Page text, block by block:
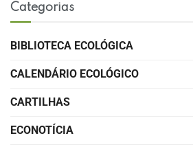
Categorias
BIBLIOTECA ECOLÓGICA
CALENDÁRIO ECOLÓGICO
CARTILHAS
ECONOTÍCIA